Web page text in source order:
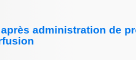
administration de